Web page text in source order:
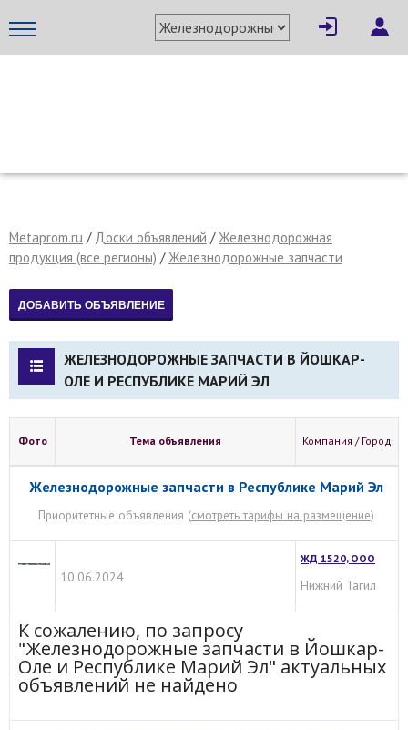
Metaprom.ru / Доски объявлений /Железнодорожная
продукция (все регионы) /Железнодорожные запчасти
ЖЕЛЕЗНОДОРОЖНЫЕ ЗАПЧАСТИ В ЙОШКАР-
ОЛЕ И РЕСПУБЛИКЕ МАРИЙ ЭЛ
Фото Тема объявления Компания / Город
Железнодорожные запчасти в Республике Марий Эл
Приоритетные объявления (смотреть тарифы на размещение)
10.06.2024
ЖД 1520, ООО
Нижний Тагил
К сожалению, по запросу
"Железнодорожные запчасти в Йошкар-
Оле и Республике Марий Эл" актуальных
объявлений не найдено